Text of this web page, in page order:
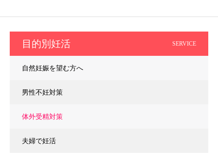
目的別妊活 SERVICE
自然妊娠を望む方へ
男性不妊対策
体外受精対策
夫婦で妊活